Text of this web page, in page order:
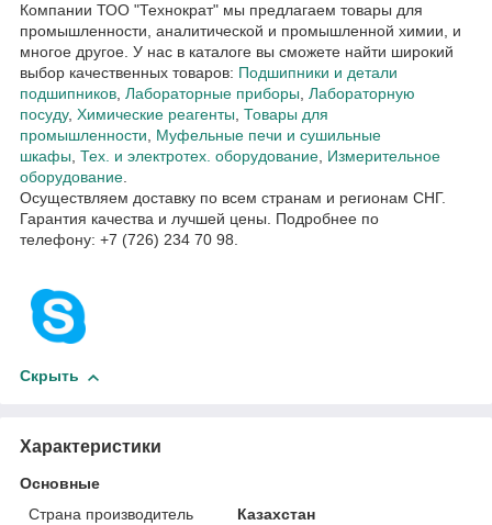
Компании ТОО "Технократ" мы предлагаем товары для
промышленности, аналитической и промышленной химии, и
многое другое. У нас в каталоге вы сможете найти широкий
выбор качественных товаров: Подшипники и детали
подшипников, Лабораторные приборы, Лабораторную
посуду, Химические реагенты, Товары для
промышленности, Муфельные печи и сушильные
шкафы, Тех. и электротех. оборудование, Измерительное
оборудование.
Осуществляем доставку по всем странам и регионам СНГ.
Гарантия качества и лучшей цены. Подробнее по
телефону: +7 (726) 234 70 98.
Скрыть
Характеристики
Основные
Страна производитель
Казахстан